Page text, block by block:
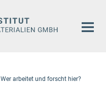
Wer arbeitet und forscht hier?